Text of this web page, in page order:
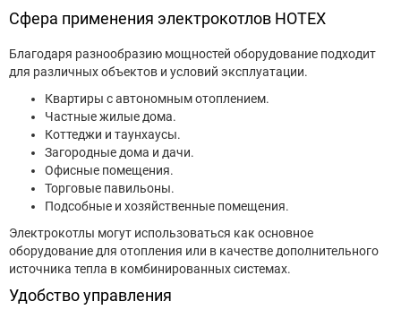
Сфера применения электрокотлов HOTEX
Благодаря разнообразию мощностей оборудование подходит
для различных объектов и условий эксплуатации.
Квартиры с автономным отоплением.
Частные жилые дома.
Коттеджи и таунхаусы.
Загородные дома и дачи.
Офисные помещения.
Торговые павильоны.
Подсобные и хозяйственные помещения.
Электрокотлы могут использоваться как основное
оборудование для отопления или в качестве дополнительного
источника тепла в комбинированных системах.
Удобство управления